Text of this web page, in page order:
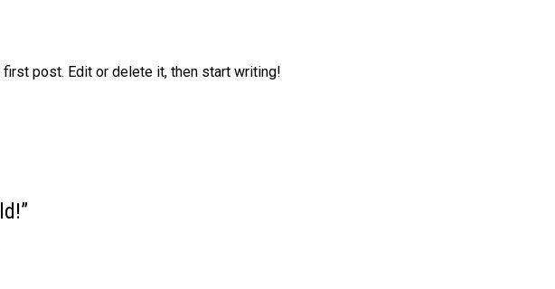
post. Edit or delete it, then start writing!
”